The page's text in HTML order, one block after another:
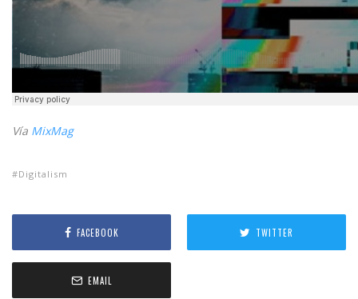
Vía MixMag
Digitalism
FACEBOOK TWITTER
EMAIL